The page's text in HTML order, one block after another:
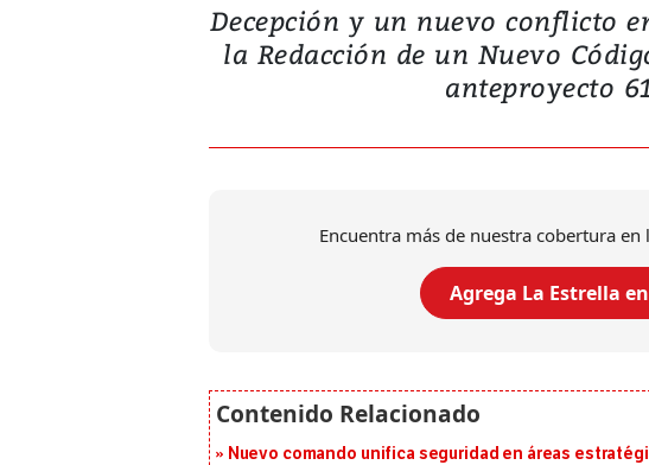
Decepción y un nuevo conflicto
la Redacción de un Nuevo
anteproyecto
Encuentra más de nuestra cobertura
Agrega La Estrella
Nuevo comando unifica seguridad en áreas